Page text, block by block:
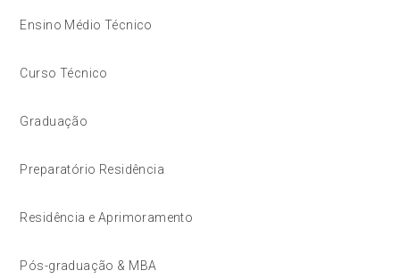
Ensino Médio Técnico
Curso Técnico
Graduação
Preparatório Residência
Residência e Aprimoramento
Pós-graduação & MBA